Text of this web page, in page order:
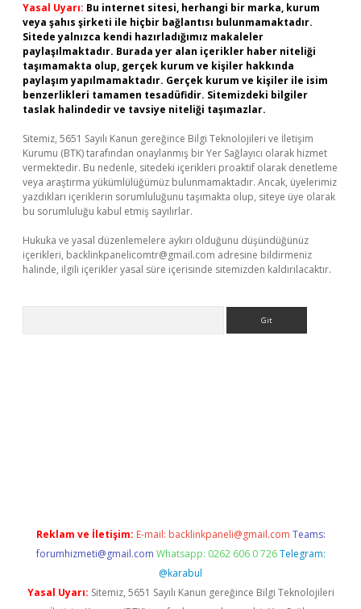
Yasal Uyarı: Bu internet sitesi, herhangi bir marka, kurum
veya şahıs şirketi ile hiçbir bağlantısı bulunmamaktadır.
Sitede yalnızca kendi hazırladığımız makaleler
paylaşılmaktadır. Burada yer alan içerikler haber niteliği
taşımamakta olup, gerçek kurum ve kişiler hakkında
paylaşım yapılmamaktadır. Gerçek kurum ve kişiler ile isim
benzerlikleri tamamen tesadüfidir. Sitemizdeki bilgiler
taslak halindedir ve tavsiye niteliği taşımazlar.
Sitemiz, 5651 Sayılı Kanun gereğince Bilgi Teknolojileri ve İletişim
Kurumu (BTK) tarafından onaylanmış bir Yer Sağlayıcı olarak hizmet
vermektedir. Bu nedenle, sitedeki içerikleri proaktif olarak denetleme
veya araştırma yükümlülüğümüz bulunmamaktadır. Ancak, üyelerimiz
yazdıkları içeriklerin sorumluluğunu taşımakta olup, siteye üye olarak
bu sorumluluğu kabul etmiş sayılırlar.
Hukuka ve yasal düzenlemelere aykırı olduğunu düşündüğünüz
içerikleri, backlinkpanelicomtr@gmail.com adresine bildirmeniz
halinde, ilgili içerikler yasal süre içerisinde sitemizden kaldırılacaktır.
Reklam ve İletişim: E-mail: backlinkpaneli@gmail.com Teams:
forumhizmeti@gmail.com Whatsapp: 0262 606 0 726 Telegram:
@karabul
Yasal Uyarı: Sitemiz, 5651 Sayılı Kanun gereğince Bilgi Teknolojileri